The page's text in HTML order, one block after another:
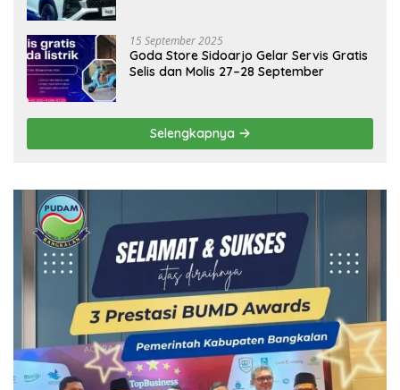
15 September 2025
Goda Store Sidoarjo Gelar Servis Gratis
Selis dan Molis 27–28 September
Selengkapnya